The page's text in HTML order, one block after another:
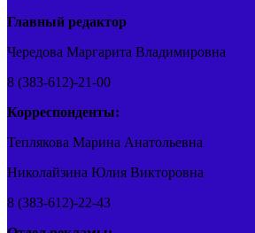
Главный редактор
Чередова Маргарита Владимировна
8 (383-612)-21-00
Корреспонденты:
Теплякова Марина Анатольевна
Николайзина Юлия Викторовна
8 (383-612)-22-43